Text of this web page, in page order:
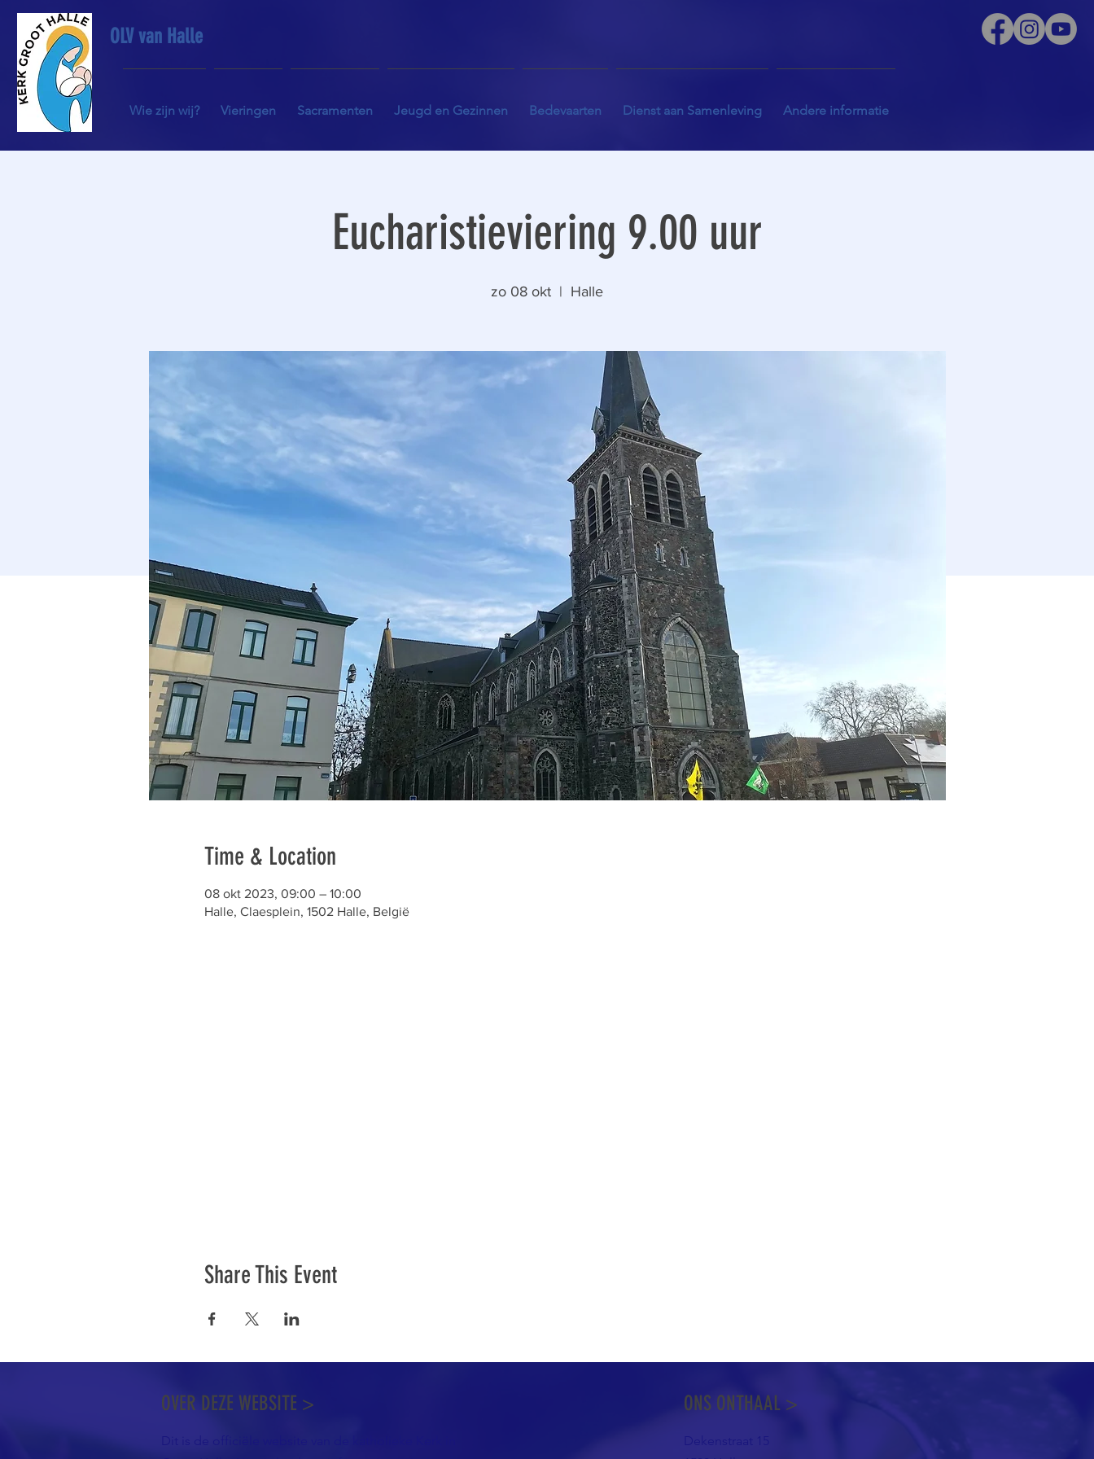
OLV van Halle
Wie zijn wij? Vieringen Sacramenten Jeugd en Gezinnen Bedevaarten Dienst aan Samenleving Andere informatie
Eucharistieviering 9.00 uur
zo 08 okt
  |
Halle
Time & Location
08 okt 2023, 09:00 – 10:00
Halle, Claesplein, 1502 Halle, België
Share This Event
OVER DEZE WEBSITE > ONS ONTHAAL >